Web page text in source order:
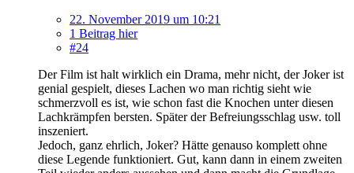
22. November 2019 um 10:21
1 Beitrag hier
#24
Der Film ist halt wirklich ein Drama, mehr nicht, der Joker ist
genial gespielt, dieses Lachen wo man richtig sieht wie
schmerzvoll es ist, wie schon fast die Knochen unter diesen
Lachkrämpfen bersten. Später der Befreiungsschlag usw. toll
inszeniert.
Jedoch, ganz ehrlich, Joker? Hätte genauso komplett ohne
diese Legende funktioniert. Gut, kann dann in einem zweiten